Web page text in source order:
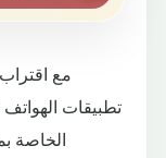
تطبيقات
الخاصة